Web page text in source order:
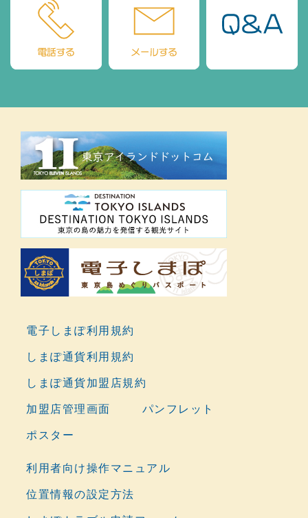
電子しまぽ利用規約
しまぽ通貨利用規約
しまぽ通貨加盟店規約
加盟店管理画面
パンフレット
ポスター
利用者向け操作マニュアル
位置情報の設定方法